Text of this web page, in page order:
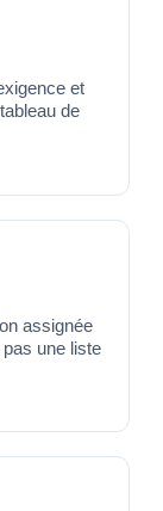
et
de
assignée
une liste